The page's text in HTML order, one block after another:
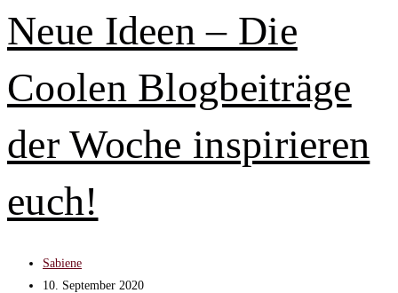
bei
Coolen
Blogbeiträgen
Neue Ideen – Die
Coolen Blogbeiträge
der Woche inspirieren
euch!
Beitrags-
Autor:
Sabiene
Beitrag
10. September 2020